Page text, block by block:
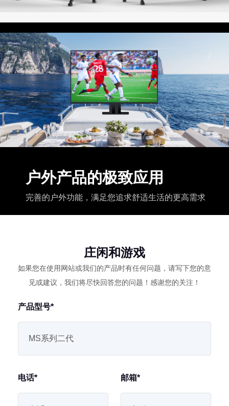
户外产品的极致应用
完善的户外功能，满足您追求舒适生活的更高需求
庄闲和游戏
如果您在使用网站或我们的产品时有任何问题，请写下您的意
见或建议，我们将尽快回答您的问题！感谢您的关注！
产品型号*
电话* 邮箱*